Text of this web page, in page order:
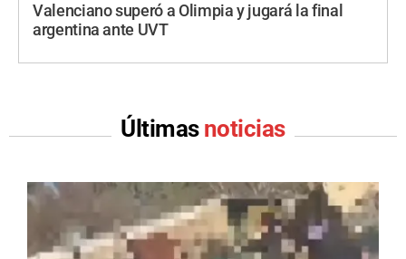
Valenciano superó a Olimpia y jugará la final
argentina ante UVT
Últimas noticias